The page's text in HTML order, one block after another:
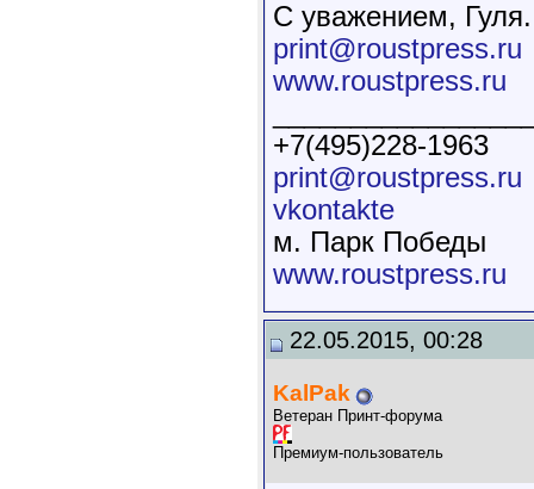
С уважением, Гуля.
print@roustpress.ru
www.roustpress.ru
+7(495)228-1963
print@roustpress.ru
vkontakte
м. Парк Победы
www.roustpress.ru
22.05.2015, 00:28
KalPak
Ветеран Принт-форума
Премиум-пользователь